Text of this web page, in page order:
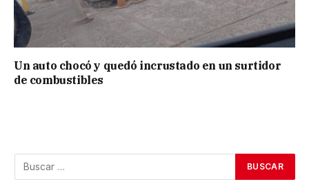
Un auto chocó y quedó incrustado en un surtidor
de combustibles